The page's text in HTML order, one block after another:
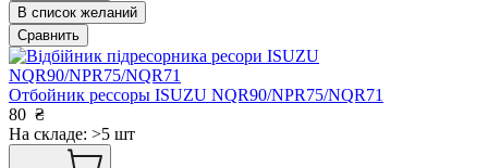
В список желаний
Сравнить
Отбойник рессоры ISUZU NQR90/NPR75/NQR71
80 ₴
На складе: >5 шт